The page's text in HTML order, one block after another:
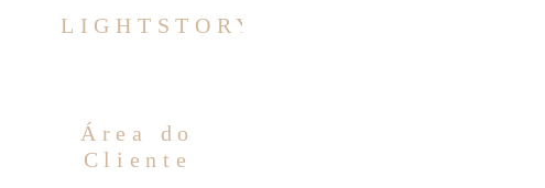
LIGHTSTORY
Área do
Cliente